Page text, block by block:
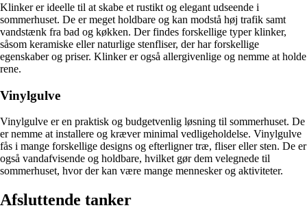
Klinker er ideelle til at skabe et rustikt og elegant udseende i
sommerhuset. De er meget holdbare og kan modstå høj trafik samt
vandstænk fra bad og køkken. Der findes forskellige typer klinker,
såsom keramiske eller naturlige stenfliser, der har forskellige
egenskaber og priser. Klinker er også allergivenlige og nemme at holde
rene.
Vinylgulve
Vinylgulve er en praktisk og budgetvenlig løsning til sommerhuset. De
er nemme at installere og kræver minimal vedligeholdelse. Vinylgulve
fås i mange forskellige designs og efterligner træ, fliser eller sten. De er
også vandafvisende og holdbare, hvilket gør dem velegnede til
sommerhuset, hvor der kan være mange mennesker og aktiviteter.
Afsluttende tanker